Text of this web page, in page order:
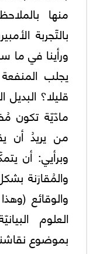
منها
بالتّجربة
ورأينا في ما
يجلب
قليلا؟
مادّيّة تكون
من يريدُ أن
وبرأيي: أن
والمُقارَنة
والوقائع
العلوم
بموضوع